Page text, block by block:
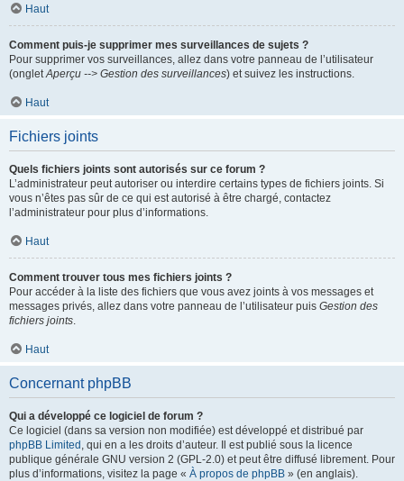
Haut
Comment puis-je supprimer mes surveillances de sujets ?
Pour supprimer vos surveillances, allez dans votre panneau de l’utilisateur
(ongletAperçu --> Gestion des surveillances) et suivez les instructions.
Haut
Fichiers joints
Quels fichiers joints sont autorisés sur ce forum ?
L’administrateur peut autoriser ou interdire certains types de fichiers joints. Si
vous n’êtes pas sûr de ce qui est autorisé à être chargé, contactez
l’administrateur pour plus d’informations.
Haut
Comment trouver tous mes fichiers joints ?
Pour accéder à la liste des fichiers que vous avez joints à vos messages et
messages privés, allez dans votre panneau de l’utilisateur puis Gestion des
fichiers joints.
Haut
Concernant phpBB
Qui a développé ce logiciel de forum ?
Ce logiciel (dans sa version non modifiée) est développé et distribué par
phpBB Limited , qui en a les droits d’auteur. Il est publié sous la licence
publique générale GNU version 2 (GPL-2.0) et peut être diffusé librement. Pour
plus d’informations, visitez la page « À propos de phpBB » (en anglais).